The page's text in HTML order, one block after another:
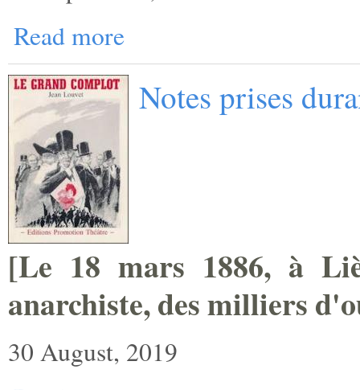
Read more
Notes prises
[Le 18 mars 1886, à
anarchiste, des milliers
30 August, 2019